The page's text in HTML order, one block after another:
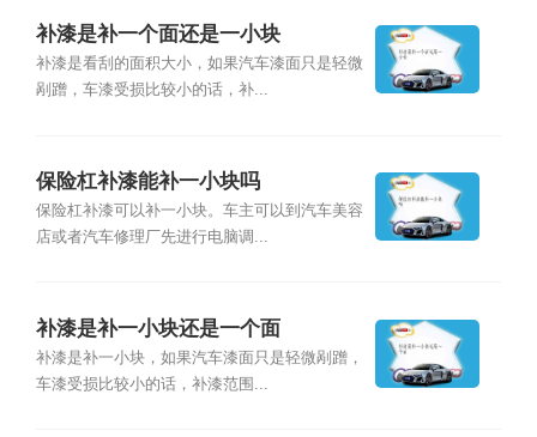
补漆是补一个面还是一小块
补漆是看刮的面积大小，如果汽车漆面只是轻微
剐蹭，车漆受损比较小的话，补...
保险杠补漆能补一小块吗
保险杠补漆可以补一小块。车主可以到汽车美容
店或者汽车修理厂先进行电脑调...
补漆是补一小块还是一个面
补漆是补一小块，如果汽车漆面只是轻微剐蹭，
车漆受损比较小的话，补漆范围...